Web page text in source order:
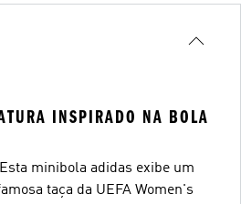
INSPIRADO NA BOLA
minibola adidas exibe um
taça da UEFA Women's